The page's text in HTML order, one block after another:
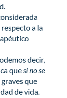
a la
decir,
que si no se
que
de vida.